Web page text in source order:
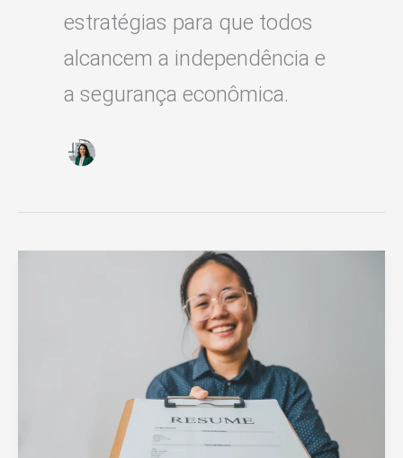
estratégias para que todos
alcancem a independência e
a segurança econômica.